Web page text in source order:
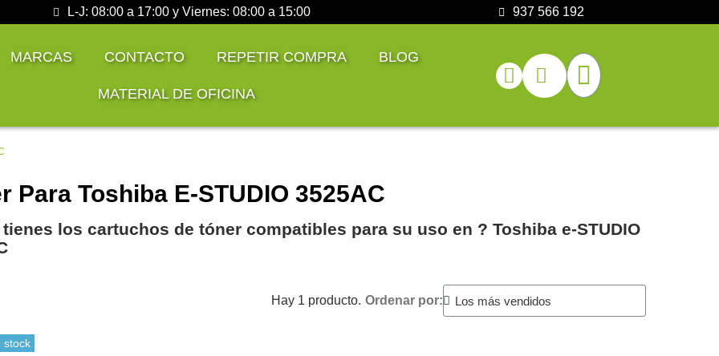
L-J: 08:00 a 17:00 y Viernes: 08:00 a 15:00 937 566 192
MARCAS CONTACTO REPETIR COMPRA BLOG
MATERIAL DE OFICINA
Para Toshiba E-STUDIO 3525AC
los cartuchos de tóner compatibles para su uso en ?️ Toshiba e-STUDIO
Hay 1 producto. Ordenar por:
stock